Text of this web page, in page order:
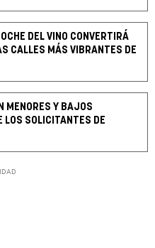
DEL VINO CONVERTIRÁ
CALLES MÁS VIBRANTES DE
MENORES Y BAJOS
LOS SOLICITANTES DE